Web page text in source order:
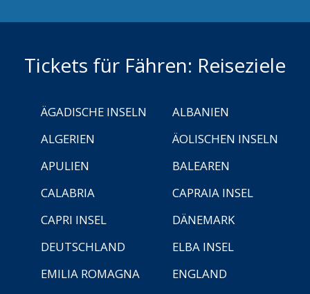
Tickets für Fähren: Reiseziele
ÄGADISCHE INSELN
ALBANIEN
ALGERIEN
ÄOLISCHEN INSELN
APULIEN
BALEAREN
CALABRIA
CAPRAIA INSEL
CAPRI INSEL
DÄNEMARK
DEUTSCHLAND
ELBA INSEL
EMILIA ROMAGNA
ENGLAND